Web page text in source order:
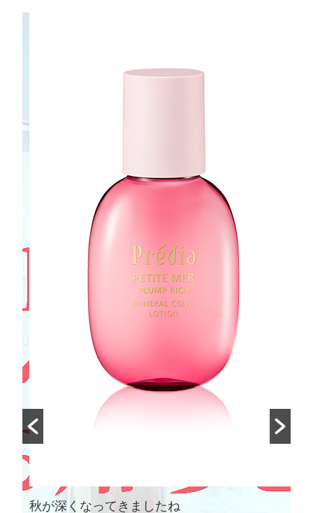
【7/21数量限定発売】＼スノービューティー
2021 予約受付中！／
2021年5月20日